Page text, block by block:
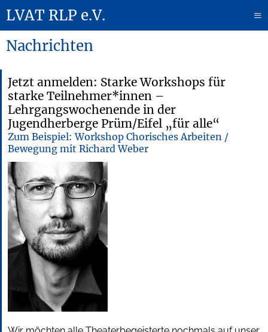
LVAT RLP e.V.
≡
Nachrichten
Jetzt anmelden: Starke Workshops für
starke Teilnehmer*innen –
Lehrgangswochenende in der
Jugendherberge Prüm/Eifel „für alle“
Zum Beispiel: Workshop Chorisches Arbeiten /
Bewegung mit Richard Weber